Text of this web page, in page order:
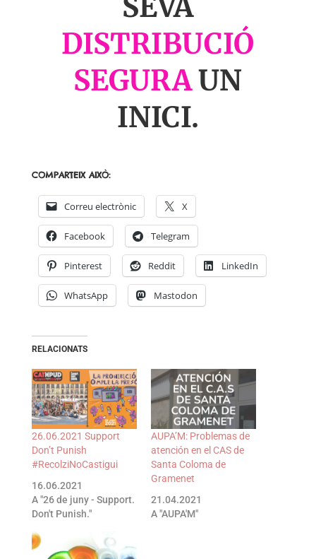
DISTRIBUCIÓ
SEGURAUN
INICI.
COMPARTEIX AIXÒ:
Correu electrònic X
Facebook Telegram
Pinterest Reddit LinkedIn
WhatsApp Mastodon
RELACIONATS
26.06.2021 Support
Don’t Punish
#RecolziNoCastigui
16.06.2021
A "26 de juny - Support.
Don't Punish."
AUPA’M: Problemas de
atención en el CAS de
Santa Coloma de
Gramenet
21.04.2021
A "AUPA'M"